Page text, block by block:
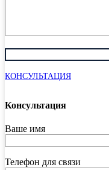
КОНСУЛЬТАЦИЯ
Консультация
Ваше имя
Телефон для связи